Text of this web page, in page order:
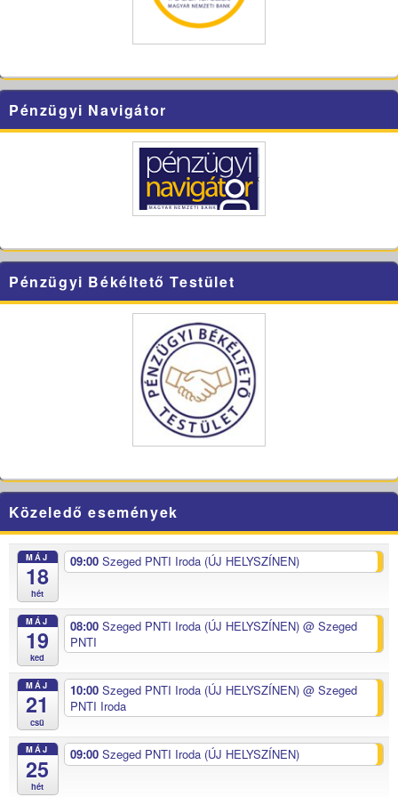
Pénzügyi Navigátor
Pénzügyi Békéltető Testület
Közeledő események
MÁJ
18
hét
09:00 Szeged PNTI Iroda (ÚJ HELYSZÍNEN)
MÁJ
19
ked
08:00 Szeged PNTI Iroda (ÚJ HELYSZÍNEN) @ Szeged
PNTI
MÁJ
21
csü
10:00 Szeged PNTI Iroda (ÚJ HELYSZÍNEN) @ Szeged
PNTI Iroda
MÁJ
25
hét
09:00 Szeged PNTI Iroda (ÚJ HELYSZÍNEN)